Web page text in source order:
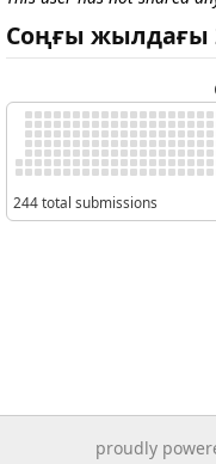
Соңғы жылдағы
244 total submissions
proudly